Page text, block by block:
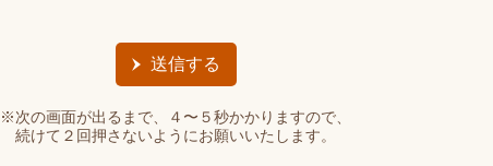
※次の画面が出るまで、４〜５秒かかりますので、
続けて２回押さないようにお願いいたします。